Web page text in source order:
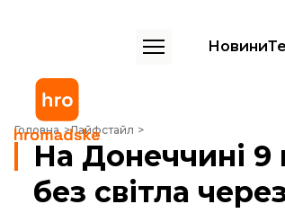
Новини
Головна Лайфстайл
На Донеччині 9 населених пунктів залишились
На Донеччині 9
без світла